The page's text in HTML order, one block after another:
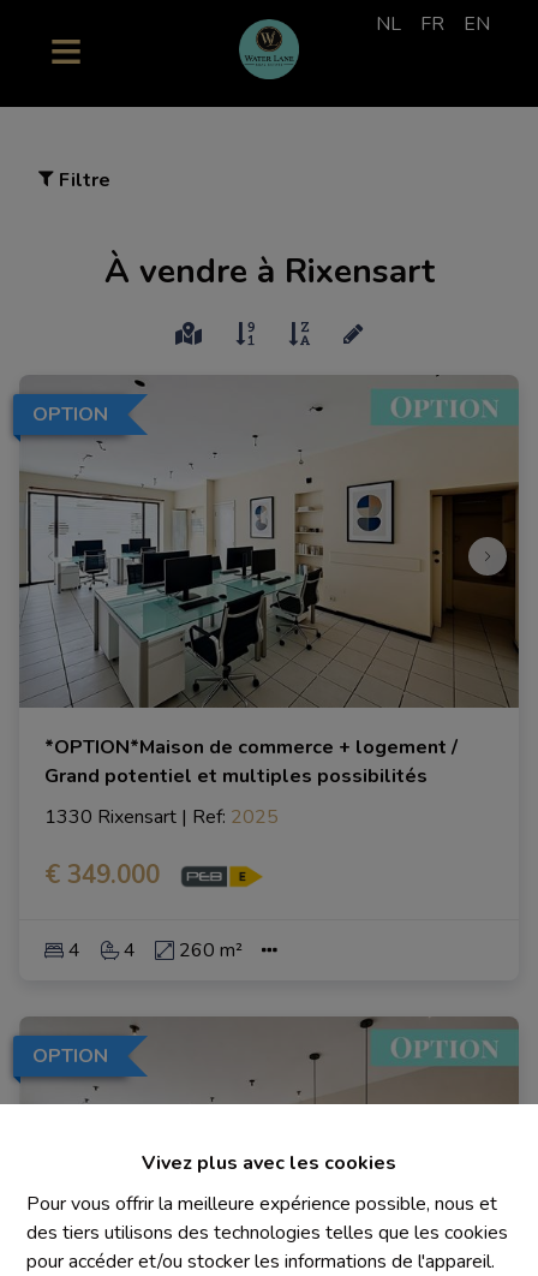
Vivez plus avec les cookies
Pour vous offrir la meilleure expérience possible, nous et
des tiers utilisons des technologies telles que les cookies
pour accéder et/ou stocker les informations de l'appareil.
NL FR EN
Filtre
À vendre à Rixensart
OPTION
*OPTION*Maison de commerce + logement /
Grand potentiel et multiples possibilités
1330 Rixensart | Ref: 2025
€ 349.000
4 4 260 m²
OPTION